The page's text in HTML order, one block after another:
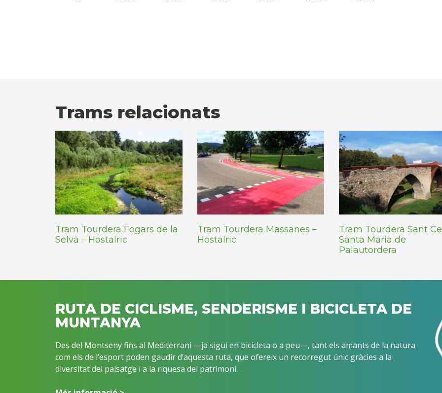
Trams relacionats
Tram Tourdera Fogars de la
Selva – Hostalric
Tram Tourdera Massanes –
Hostalric
Tram Tourdera Sant
Santa Maria de
Palautordera
RUTA DE CICLISME, SENDERISME I BICICLETA DE
MUNTANYA
Des del Montseny fins al Mediterrani —ja sigui en bicicleta o a peu—, tant els amants de la natura
com els de l’esport poden gaudir d’aquesta ruta, que ofereix un recorregut únic gràcies a la
diversitat del paisatge i a la riquesa del patrimoni.